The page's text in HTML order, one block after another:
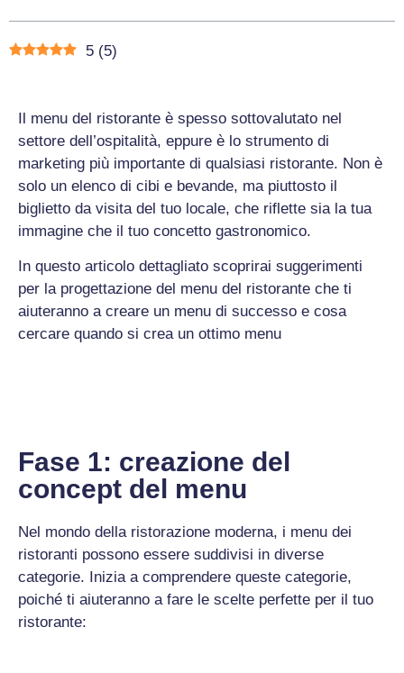
5 (5)
Il menu del ristorante è spesso sottovalutato nel
settore dell’ospitalità, eppure è lo strumento di
marketing più importante di qualsiasi ristorante. Non è
solo un elenco di cibi e bevande, ma piuttosto il
biglietto da visita del tuo locale, che riflette sia la tua
immagine che il tuo concetto gastronomico.
In questo articolo dettagliato scoprirai suggerimenti
per la progettazione del menu del ristorante che ti
aiuteranno a creare un menu di successo e cosa
cercare quando si crea un ottimo menu
Fase 1: creazione del
concept del menu
Nel mondo della ristorazione moderna, i menu dei
ristoranti possono essere suddivisi in diverse
categorie. Inizia a comprendere queste categorie,
poiché ti aiuteranno a fare le scelte perfette per il tuo
ristorante: